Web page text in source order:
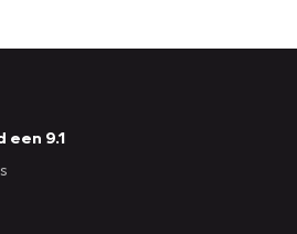
een 9.1